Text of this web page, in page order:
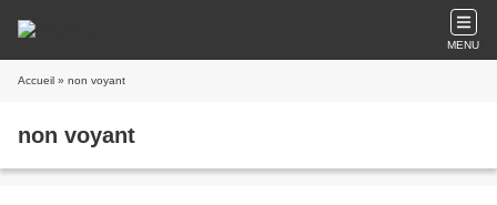
MENU
Accueil » non voyant
non voyant